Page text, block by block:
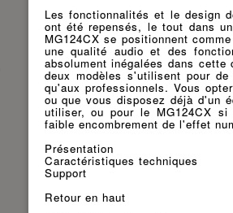
Les fonctionnalités et le design
ont été repensés, le tout dans
MG124CX se positionnent
une qualité audio et des
absolument inégalées dans
deux modèles s'utilisent pour
qu'aux professionnels. Vous
ou que vous disposez déjà d'un
utiliser, ou pour le MG124CX
faible encombrement de l'effet
Présentation
Caractéristiques techniques
Support
Retour en haut